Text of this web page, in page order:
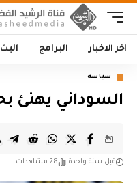
اخر الاخبار البرامج
سياسة
السوداني يهنئ
قبل سنة واحدة 28 مشاهدات